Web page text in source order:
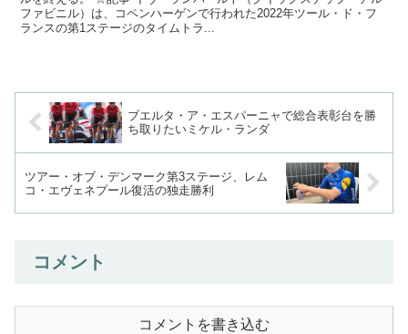
ファビニル）は、コペンハーゲンで行われた2022年ツール・ド・フ
ランスの第1ステージのタイムトラ...
ブエルタ・ア・エスパーニャで総合表彰台を勝
ち取りたいミケル・ランダ
ツアー・オブ・デンマーク第3ステージ、レム
コ・エヴェネプール復活の独走勝利
コメント
コメントを書き込む